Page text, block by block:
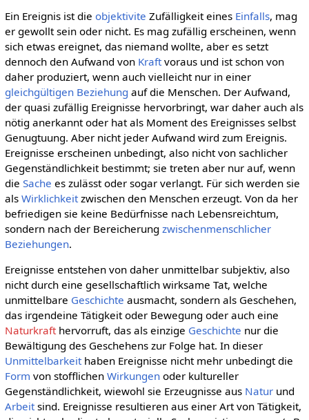
Ein Ereignis ist die objektivite Zufälligkeit eines Einfalls, mag
er gewollt sein oder nicht. Es mag zufällig erscheinen, wenn
sich etwas ereignet, das niemand wollte, aber es setzt
dennoch den Aufwand von Kraftvoraus und ist schon von
daher produziert, wenn auch vielleicht nur in einer
gleichgültigen Beziehung auf die Menschen. Der Aufwand,
der quasi zufällig Ereignisse hervorbringt, war daher auch als
nötig anerkannt oder hat als Moment des Ereignisses selbst
Genugtuung. Aber nicht jeder Aufwand wird zum Ereignis.
Ereignisse erscheinen unbedingt, also nicht von sachlicher
Gegenständlichkeit bestimmt; sie treten aber nur auf, wenn
die Sache es zulässt oder sogar verlangt. Für sich werden sie
als Wirklichkeitzwischen den Menschen erzeugt. Von da her
befriedigen sie keine Bedürfnisse nach Lebensreichtum,
sondern nach der Bereicherung zwischenmenschlicher
Beziehungen.
Ereignisse entstehen von daher unmittelbar subjektiv, also
nicht durch eine gesellschaftlich wirksame Tat, welche
unmittelbare Geschichte ausmacht, sondern als Geschehen,
das irgendeine Tätigkeit oder Bewegung oder auch eine
Naturkrafthervorruft, das als einzige Geschichte nur die
Bewältigung des Geschehens zur Folge hat. In dieser
Unmittelbarkeithaben Ereignisse nicht mehr unbedingt die
Form von stofflichen Wirkungenoder kultureller
Gegenständlichkeit, wiewohl sie Erzeugnisse aus Naturund
Arbeitsind. Ereignisse resultieren aus einer Art von Tätigkeit,